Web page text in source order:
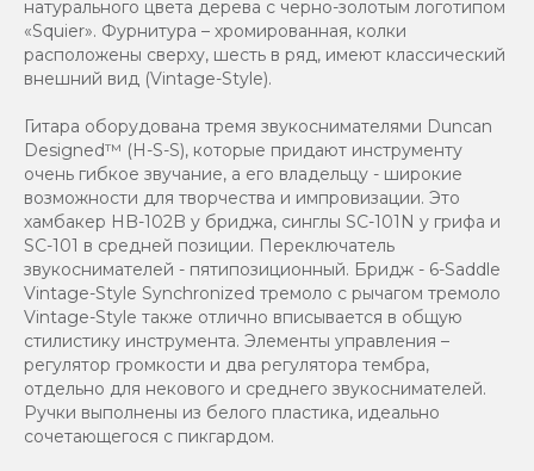
натурального цвета дерева с черно-золотым логотипом
«Squier». Фурнитура – хромированная, колки
расположены сверху, шесть в ряд, имеют классический
внешний вид (Vintage-Style).
Гитара оборудована тремя звукоснимателями Duncan
Designed™ (H-S-S), которые придают инструменту
очень гибкое звучание, а его владельцу - широкие
возможности для творчества и импровизации. Это
хамбакер HB-102B у бриджа, синглы SC-101N у грифа и
SC-101 в средней позиции. Переключатель
звукоснимателей - пятипозиционный. Бридж - 6-Saddle
Vintage-Style Synchronized тремоло с рычагом тремоло
Vintage-Style также отлично вписывается в общую
стилистику инструмента. Элементы управления –
регулятор громкости и два регулятора тембра,
отдельно для некового и среднего звукоснимателей.
Ручки выполнены из белого пластика, идеально
сочетающегося с пикгардом.